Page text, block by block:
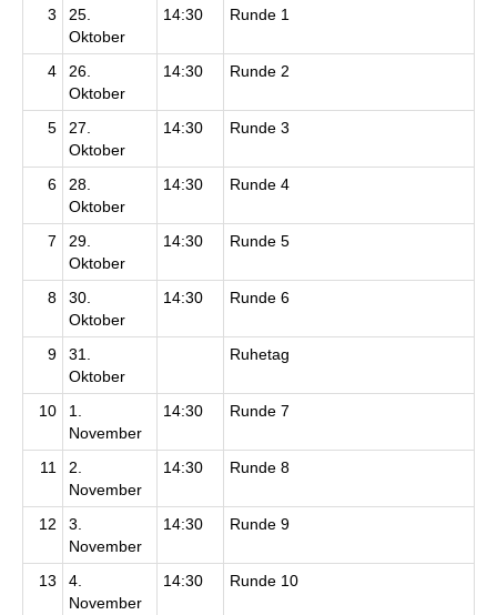
3
25.
Oktober
14:30 Runde 1
4
26.
Oktober
14:30 Runde 2
5
27.
Oktober
14:30 Runde 3
6
28.
Oktober
14:30 Runde 4
7
29.
Oktober
14:30 Runde 5
8
30.
Oktober
14:30 Runde 6
9
31.
Oktober
Ruhetag
10
1.
November
14:30 Runde 7
11
2.
November
14:30 Runde 8
12
3.
November
14:30 Runde 9
13
4.
November
14:30 Runde 10